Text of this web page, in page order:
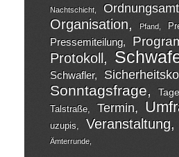
Nachtschicht Ordnungsamt
Organisation Pfand
Pressemiteilung
Protokoll
Schwafler
Sonntagsfrage
Talstraße Termin
uzupis Veranstaltung
Ämterrunde